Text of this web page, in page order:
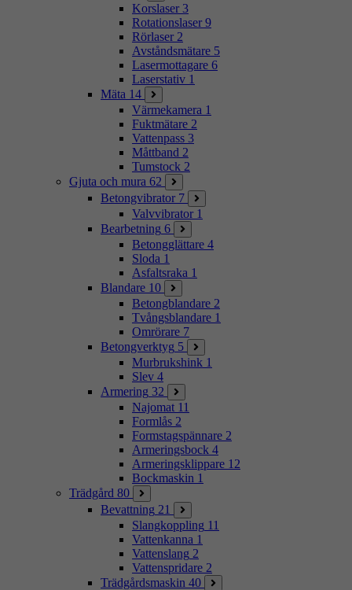
Korslaser 3
Rotationslaser 9
Rörlaser 2
Avståndsmätare 5
Lasermottagare 6
Laserstativ 1
Mäta 14
Värmekamera 1
Fuktmätare 2
Vattenpass 3
Måttband 2
Tumstock 2
Gjuta och mura 62
Betongvibrator 7
Valvvibrator 1
Bearbetning 6
Betongglättare 4
Sloda 1
Asfaltsraka 1
Blandare 10
Betongblandare 2
Tvångsblandare 1
Omrörare 7
Betongverktyg 5
Murbrukshink 1
Slev 4
Armering 32
Najomat 11
Formlås 2
Formstagspännare 2
Armeringsbock 4
Armeringsklippare 12
Bockmaskin 1
Trädgård 80
Bevattning 21
Slangkoppling 11
Vattenkanna 1
Vattenslang 2
Vattenspridare 2
Trädgårdsmaskin 40